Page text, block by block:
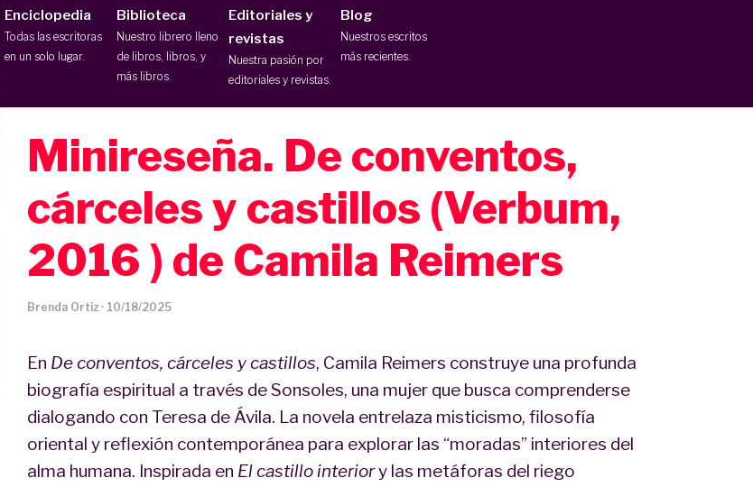
Enciclopedia
Todas las escritoras
en un solo lugar.
Biblioteca
Nuestro librero lleno
de libros, libros, y
más libros.
Editoriales y
revistas
Nuestra pasión por
editoriales y revistas.
Blog
Nuestros escritos
más recientes.
Minireseña. De conventos,
cárceles y castillos (Verbum,
2016 ) de Camila Reimers
Brenda Ortiz· 10/18/2025
En De conventos, cárceles y castillos, Camila Reimers construye una profunda
biografía espiritual a través de Sonsoles, una mujer que busca comprenderse
dialogando con Teresa de Ávila. La novela entrelaza misticismo, filosofía
oriental y reflexión contemporánea para explorar las “moradas” interiores del
alma humana. Inspirada en El castillo interiory las metáforas del riego